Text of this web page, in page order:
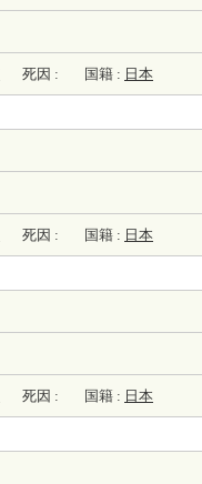
死因 : 国籍 : 日本
死因 : 国籍 : 日本
死因 : 国籍 : 日本